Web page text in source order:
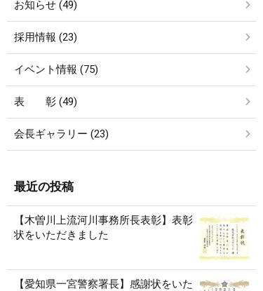
お知らせ (49)
採用情報 (23)
イベント情報 (75)
表 彰 (49)
会長ギャラリー (23)
最近の投稿
【木曽川上流河川事務所長表彰】表彰
状をいただきました
【愛知県一宮警察署長】感謝状をいた